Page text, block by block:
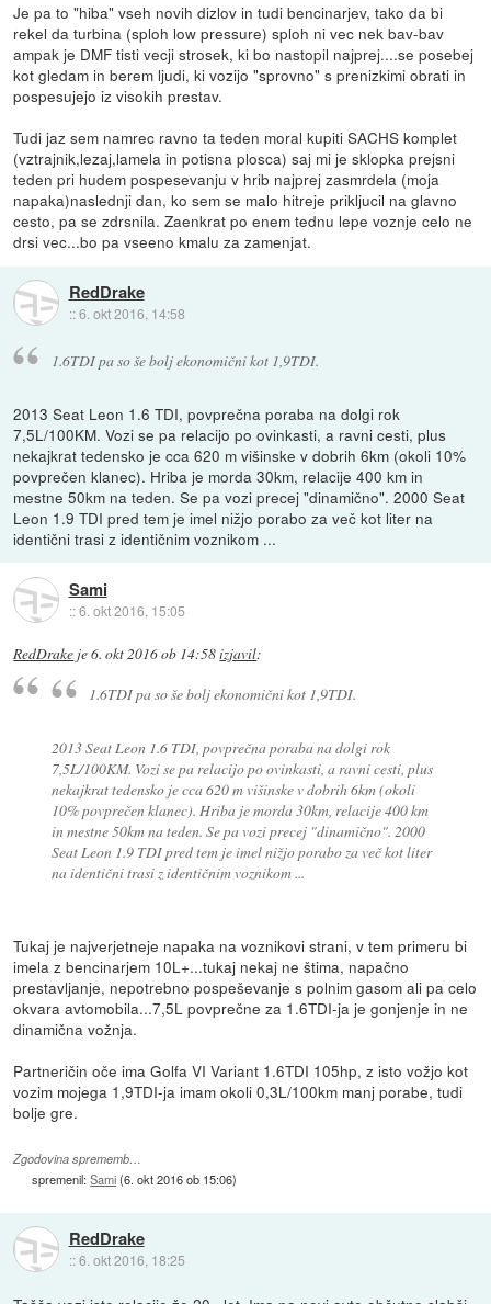
Je pa to "hiba" vseh novih dizlov in tudi bencinarjev, tako da bi
rekel da turbina (sploh low pressure) sploh ni vec nek bav-bav
ampak je DMF tisti vecji strosek, ki bo nastopil najprej....se posebej
kot gledam in berem ljudi, ki vozijo "sprovno" s prenizkimi obrati in
pospesujejo iz visokih prestav.
Tudi jaz sem namrec ravno ta teden moral kupiti SACHS komplet
(vztrajnik,lezaj,lamela in potisna plosca) saj mi je sklopka prejsni
teden pri hudem pospesevanju v hrib najprej zasmrdela (moja
napaka)naslednji dan, ko sem se malo hitreje prikljucil na glavno
cesto, pa se zdrsnila. Zaenkrat po enem tednu lepe voznje celo ne
drsi vec...bo pa vseeno kmalu za zamenjat.
RedDrake
::6. okt 2016, 14:58
1.6TDI pa so še bolj ekonomični kot 1,9TDI.
2013 Seat Leon 1.6 TDI, povprečna poraba na dolgi rok
7,5L/100KM. Vozi se pa relacijo po ovinkasti, a ravni cesti, plus
nekajkrat tedensko je cca 620 m višinske v dobrih 6km (okoli 10%
povprečen klanec). Hriba je morda 30km, relacije 400 km in
mestne 50km na teden. Se pa vozi precej "dinamično". 2000 Seat
Leon 1.9 TDI pred tem je imel nižjo porabo za več kot liter na
identični trasi z identičnim voznikom ...
Sami
::6. okt 2016, 15:05
RedDrake je6. okt 2016 ob 14:58izjavil:
1.6TDI pa so še bolj ekonomični kot 1,9TDI.
2013 Seat Leon 1.6 TDI, povprečna poraba na dolgi rok
7,5L/100KM. Vozi se pa relacijo po ovinkasti, a ravni cesti, plus
nekajkrat tedensko je cca 620 m višinske v dobrih 6km (okoli
10% povprečen klanec). Hriba je morda 30km, relacije 400 km
in mestne 50km na teden. Se pa vozi precej "dinamično". 2000
Seat Leon 1.9 TDI pred tem je imel nižjo porabo za več kot liter
na identični trasi z identičnim voznikom ...
Tukaj je najverjetneje napaka na voznikovi strani, v tem primeru bi
imela z bencinarjem 10L+...tukaj nekaj ne štima, napačno
prestavljanje, nepotrebno pospeševanje s polnim gasom ali pa celo
okvara avtomobila...7,5L povprečne za 1.6TDI-ja je gonjenje in ne
dinamična vožnja.
Partneričin oče ima Golfa VI Variant 1.6TDI 105hp, z isto vožjo kot
vozim mojega 1,9TDI-ja imam okoli 0,3L/100km manj porabe, tudi
bolje gre.
Zgodovina sprememb…
spremenil:Sami(6. okt 2016 ob 15:06)
RedDrake
::6. okt 2016, 18:25